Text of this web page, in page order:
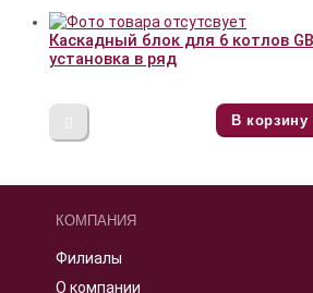
Каскадный блок для 6 котлов
установка в ряд
В корзину
КОМПАНИЯ
Филиалы
О компании